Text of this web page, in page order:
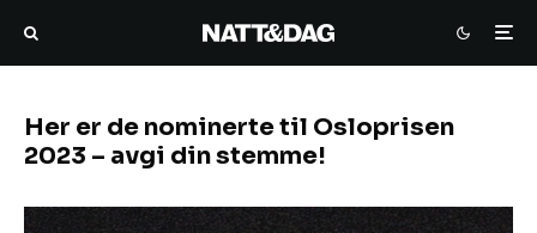
Her er de nominerte til Osloprisen
2023 – avgi din stemme!